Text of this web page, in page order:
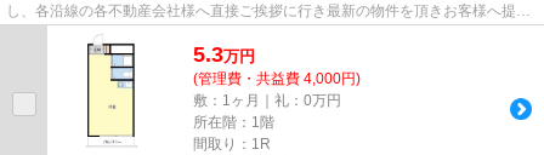
し、各沿線の各不動産会社様へ直接ご挨拶に行き最新の物件を頂きお客様へ提供
しております！最新の情報は...
5.3万円
(管理費・共益費 4,000円)
敷：1ヶ月｜礼：0万円
所在階：1階
間取り：1R